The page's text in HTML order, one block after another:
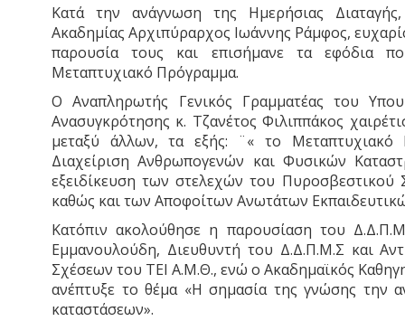
Κατά την ανάγνωση της Ημερήσιας
Ακαδημίας Αρχιπύραρχος Ιωάννης Ράμφος,
παρουσία τους και επισήμανε τα εφόδια
Μεταπτυχιακό Πρόγραμμα.
Ο Αναπληρωτής Γενικός Γραμματέας του
Ανασυγκρότησης κ. Τζανέτος Φιλιππάκος
μεταξύ άλλων, τα εξής: ¨« το
Διαχείριση Ανθρωπογενών και Φυσικών
εξειδίκευση των στελεχών του Πυροσβεστικού
καθώς και των Αποφοίτων Ανωτάτων
Κατόπιν ακολούθησε η παρουσίαση του
Εμμανουλούδη, Διευθυντή του Δ.Δ.Π.Μ.Σ και
Σχέσεων του ΤΕΙ Α.Μ.Θ., ενώ ο Ακαδημαϊκός
ανέπτυξε το θέμα «Η σημασία της γνώσης την
καταστάσεων».